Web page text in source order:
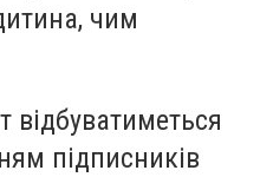
чим
відбуватиметься
підписників